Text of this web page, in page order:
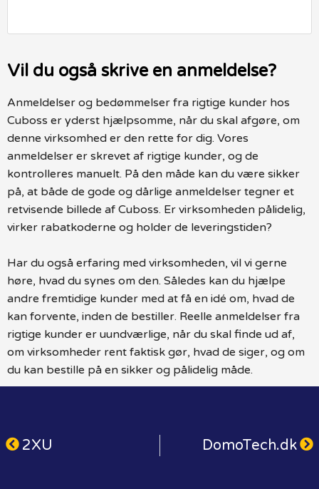
Vil du også skrive en anmeldelse?
Anmeldelser og bedømmelser fra rigtige kunder hos
Cuboss er yderst hjælpsomme, når du skal afgøre, om
denne virksomhed er den rette for dig. Vores
anmeldelser er skrevet af rigtige kunder, og de
kontrolleres manuelt. På den måde kan du være sikker
på, at både de gode og dårlige anmeldelser tegner et
retvisende billede af Cuboss. Er virksomheden pålidelig,
virker rabatkoderne og holder de leveringstiden?
Har du også erfaring med virksomheden, vil vi gerne
høre, hvad du synes om den. Således kan du hjælpe
andre fremtidige kunder med at få en idé om, hvad de
kan forvente, inden de bestiller. Reelle anmeldelser fra
rigtige kunder er uundværlige, når du skal finde ud af,
om virksomheder rent faktisk gør, hvad de siger, og om
du kan bestille på en sikker og pålidelig måde.
2XU DomoTech.dk